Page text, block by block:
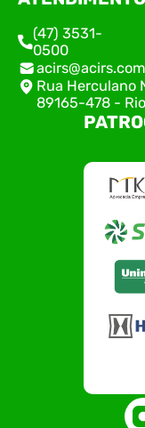
(47) 3531-
0500
Rua Herculano
89165-478 -